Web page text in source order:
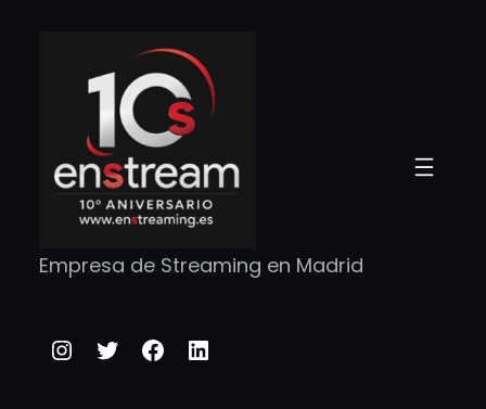
contenido
Empresa de Streaming en Madrid
Instagram
TwitterFacebook
LinkedIn